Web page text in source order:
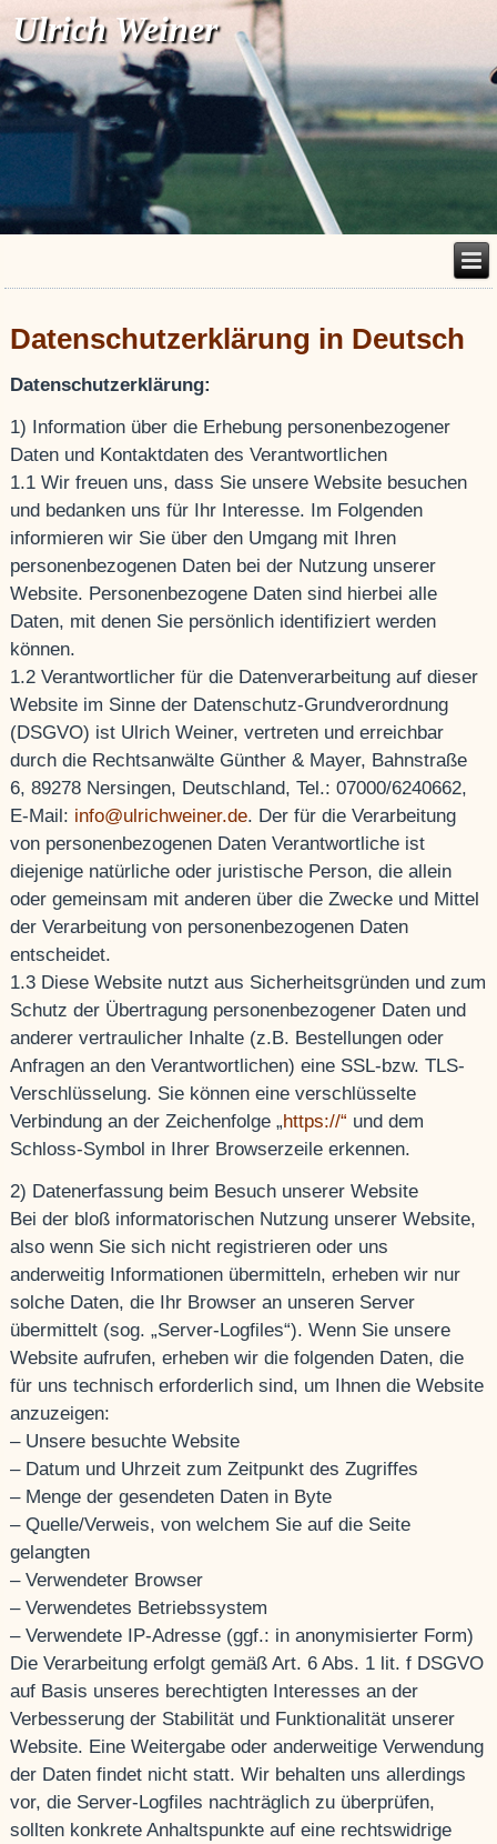
Ulrich Weiner
Datenschutzerklärung in Deutsch
Datenschutzerklärung:
1) Information über die Erhebung personenbezogener
Daten und Kontaktdaten des Verantwortlichen
1.1 Wir freuen uns, dass Sie unsere Website besuchen
und bedanken uns für Ihr Interesse. Im Folgenden
informieren wir Sie über den Umgang mit Ihren
personenbezogenen Daten bei der Nutzung unserer
Website. Personenbezogene Daten sind hierbei alle
Daten, mit denen Sie persönlich identifiziert werden
können.
1.2 Verantwortlicher für die Datenverarbeitung auf dieser
Website im Sinne der Datenschutz-Grundverordnung
(DSGVO) ist Ulrich Weiner, vertreten und erreichbar
durch die Rechtsanwälte Günther & Mayer, Bahnstraße
6, 89278 Nersingen, Deutschland, Tel.: 07000/6240662,
E-Mail: info@ulrichweiner.de. Der für die Verarbeitung
von personenbezogenen Daten Verantwortliche ist
diejenige natürliche oder juristische Person, die allein
oder gemeinsam mit anderen über die Zwecke und Mittel
der Verarbeitung von personenbezogenen Daten
entscheidet.
1.3 Diese Website nutzt aus Sicherheitsgründen und zum
Schutz der Übertragung personenbezogener Daten und
anderer vertraulicher Inhalte (z.B. Bestellungen oder
Anfragen an den Verantwortlichen) eine SSL-bzw. TLS-
Verschlüsselung. Sie können eine verschlüsselte
Verbindung an der Zeichenfolge „https://“ und dem
Schloss-Symbol in Ihrer Browserzeile erkennen.
2) Datenerfassung beim Besuch unserer Website
Bei der bloß informatorischen Nutzung unserer Website,
also wenn Sie sich nicht registrieren oder uns
anderweitig Informationen übermitteln, erheben wir nur
solche Daten, die Ihr Browser an unseren Server
übermittelt (sog. „Server-Logfiles“). Wenn Sie unsere
Website aufrufen, erheben wir die folgenden Daten, die
für uns technisch erforderlich sind, um Ihnen die Website
anzuzeigen:
– Unsere besuchte Website
– Datum und Uhrzeit zum Zeitpunkt des Zugriffes
– Menge der gesendeten Daten in Byte
– Quelle/Verweis, von welchem Sie auf die Seite
gelangten
– Verwendeter Browser
– Verwendetes Betriebssystem
– Verwendete IP-Adresse (ggf.: in anonymisierter Form)
Die Verarbeitung erfolgt gemäß Art. 6 Abs. 1 lit. f DSGVO
auf Basis unseres berechtigten Interesses an der
Verbesserung der Stabilität und Funktionalität unserer
Website. Eine Weitergabe oder anderweitige Verwendung
der Daten findet nicht statt. Wir behalten uns allerdings
vor, die Server-Logfiles nachträglich zu überprüfen,
sollten konkrete Anhaltspunkte auf eine rechtswidrige